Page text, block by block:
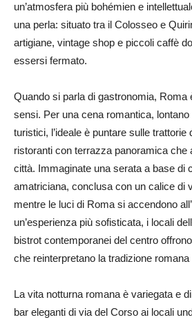
un’atmosfera più bohémien e
una perla: situato tra il Colosseo e
artigiane, vintage shop e piccoli caffè
essersi fermato.
Quando si parla di gastronomia, Roma
sensi. Per una cena romantica,
turistici, l’ideale è puntare sulle trattorie
ristoranti con terrazza panoramica che
città. Immaginate una serata a base di
amatriciana, conclusa con un calice di
mentre le luci di Roma si accendono
un’esperienza più sofisticata, i locali
bistrot contemporanei del centro
che reinterpretano la tradizione
La vita notturna romana è variegata e
bar eleganti di via del Corso ai locali